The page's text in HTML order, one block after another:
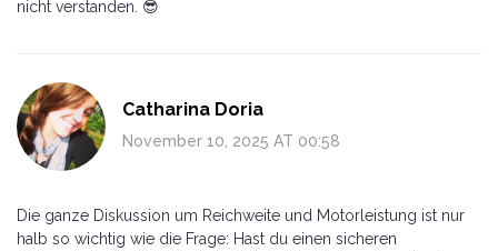
nicht verstanden. 😎
Catharina Doria
November 10, 2025 AT 00:58
Die ganze Diskussion um Reichweite und Motorleistung ist nur
halb so wichtig wie die Frage: Hast du einen sicheren